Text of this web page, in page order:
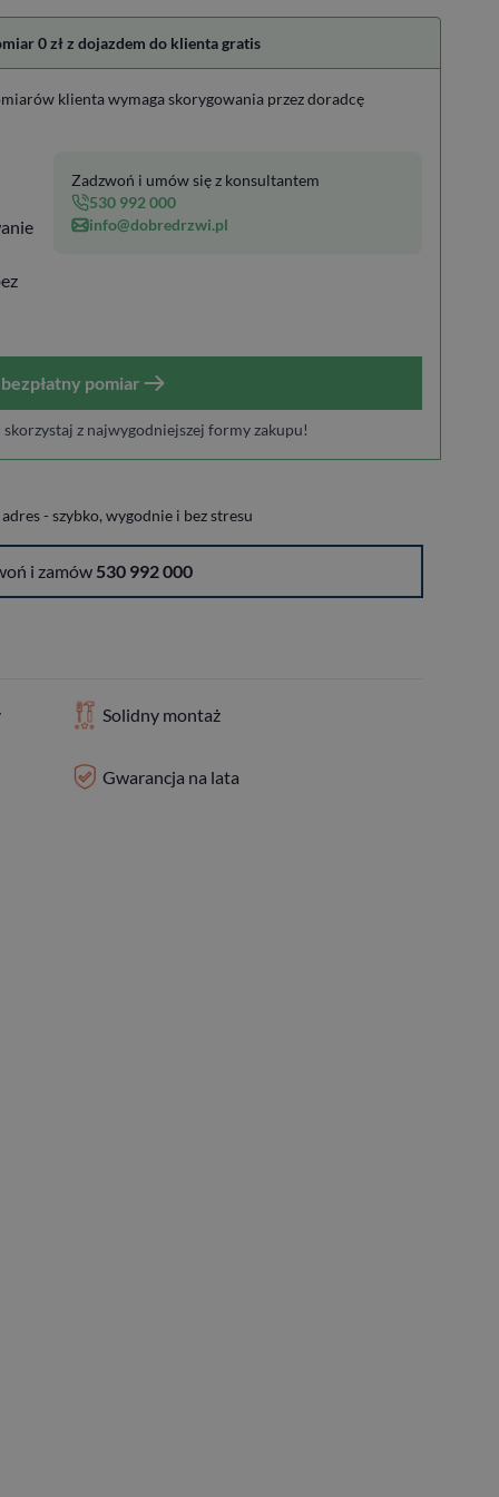
0 zł z dojazdem do klienta gratis
klienta wymaga skorygowania przez doradcę
Zadzwoń i umów się z konsultantem
530 992 000
info@dobredrzwi.pl
pomiar
z najwygodniejszej formy zakupu!
- szybko, wygodnie i bez stresu
i zamów 530 992 000
Solidny montaż
Gwarancja na lata